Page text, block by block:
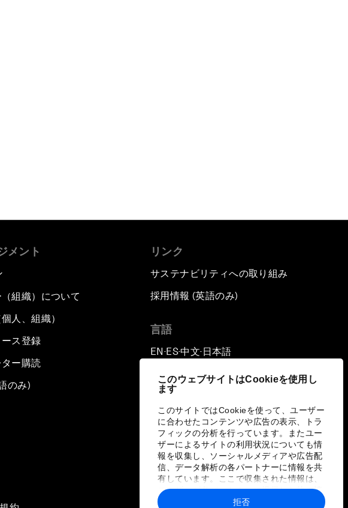
このウェブサイトはCookieを使用し
ます
このサイトではCookieを使って、ユーザー
に合わせたコンテンツや広告の表示、トラ
フィックの分析を行っています。またユー
ザーによるサイトの利用状況についても情
報を収集し、ソーシャルメディアや広告配
信、データ解析の各パートナーに情報を共
有しています。ここで収集された情報は、
ユーザーが各パートナーに提供した他の情
報や各パートナーのサービスを使用した際
拒否
メント
組織）について
人、組織）
ス登録
ー購読
のみ)
リンク
サステナビリティへの取り組み
採用情報 (英語のみ)
言語
EN ▪ ES▪中文▪ 日本語